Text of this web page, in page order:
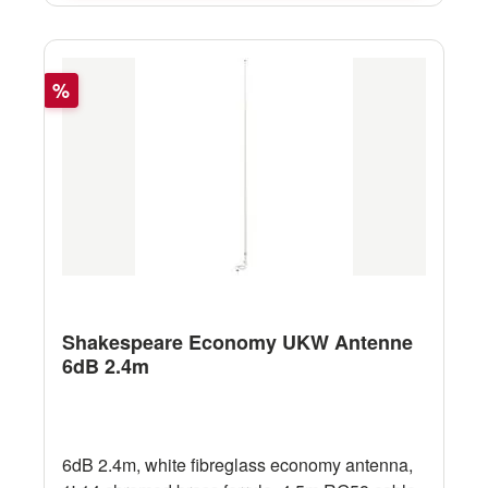
verbessert wirdSpezifikation
ENFunktionsweise GALAXY INFL8 Antenne
Rabatt
%
Shakespeare Economy UKW Antenne
6dB 2.4m
6dB 2.4m, white fibreglass economy antenna,